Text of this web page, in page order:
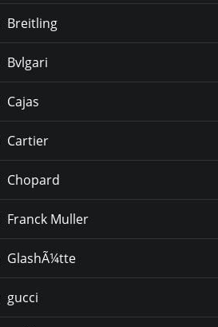
Breitling
Bvlgari
Cajas
Cartier
Chopard
Franck Muller
GlashÃ¼tte
gucci